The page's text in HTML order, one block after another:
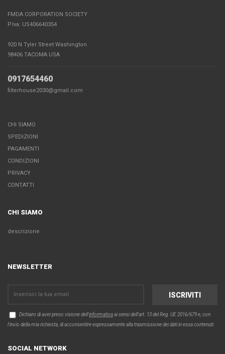
FMDA CORPORATION SOCIETY
P.Iva: US406640354
920 N Tyler Street Washington
98406 TACOMA USA
0917654460
filterhouse2030@gmail.com
CHI SIAMO
SPEDIZIONI
PAGAMENTI
CONDIZIONI
PRIVACY
CONTATTI
CHI SIAMO
descrizione
NEWSLETTER
Dichiaro di aver preso visione dell'informativaai sensi dell’art. 13 del Reg. UE 2016/679 e, con
l'invio della mia richiesta, di acconsentire espressamente alla trasmissione dei dati in essa contenuti.
SOCIAL NETWORK